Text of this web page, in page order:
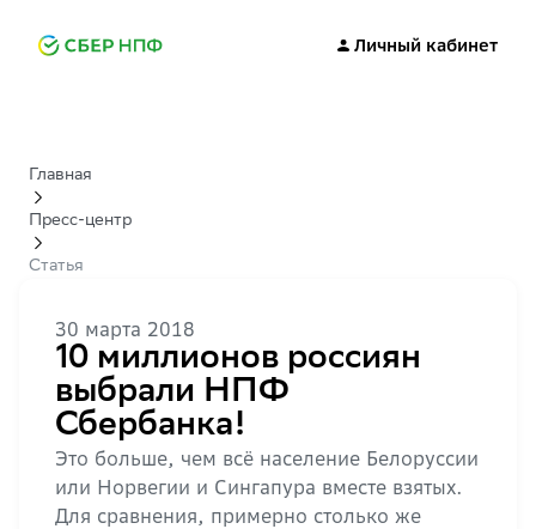
Личный кабинет
Главная
Пресс-центр
Статья
30 марта 2018
10 миллионов россиян
выбрали НПФ
Сбербанка!
Это больше, чем всё население Белоруссии
или Норвегии и Сингапура вместе взятых.
Для сравнения, примерно столько же